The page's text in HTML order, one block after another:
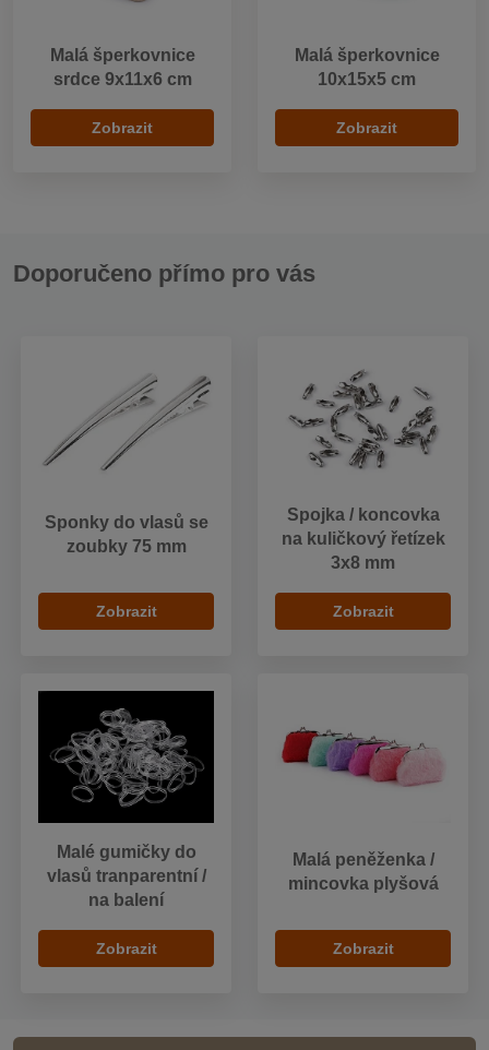
Malá šperkovnice
srdce 9x11x6 cm
Zobrazit
Malá šperkovnice
10x15x5 cm
Zobrazit
Doporučeno přímo pro vás
Sponky do vlasů se
zoubky 75 mm
Zobrazit
Spojka / koncovka
na kuličkový řetízek
3x8 mm
Zobrazit
Malé gumičky do
vlasů tranparentní /
na balení
Zobrazit
Malá peněženka /
mincovka plyšová
Zobrazit